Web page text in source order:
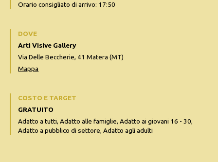
Orario consigliato di arrivo: 17:50
DOVE
Arti Visive Gallery
Via Delle Beccherie, 41 Matera (MT)
Mappa
COSTO E TARGET
GRATUITO
Adatto a tutti, Adatto alle famiglie, Adatto ai giovani 16 - 30,
Adatto a pubblico di settore, Adatto agli adulti